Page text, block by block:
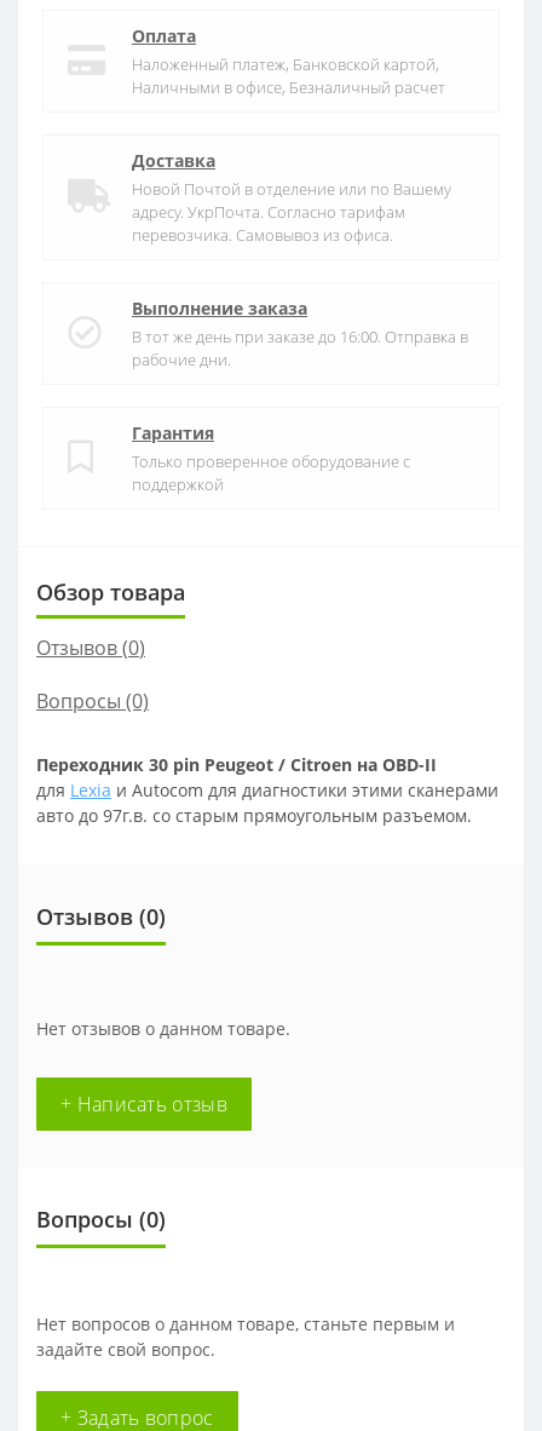
Оплата
Наложенный платеж, Банковской картой,
Наличными в офисе, Безналичный расчет
Доставка
Новой Почтой в отделение или по Вашему
адресу. УкрПочта. Согласно тарифам
перевозчика. Самовывоз из офиса.
Выполнение заказа
В тот же день при заказе до 16:00. Отправка в
рабочие дни.
Гарантия
Только проверенное оборудование с
поддержкой
Обзор товара
Отзывов (0)
Вопросы (0)
Переходник 30 pin Peugeot / Citroen на OBD-II
для Lexia и Autocom для диагностики этими сканерами
авто до 97г.в. со старым прямоугольным разъемом.
Отзывов (0)
Нет отзывов о данном товаре.
+ Написать отзыв
Вопросы (0)
Нет вопросов о данном товаре, станьте первым и
задайте свой вопрос.
+ Задать вопрос